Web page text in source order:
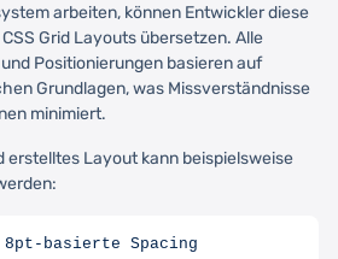
arbeiten, können Entwickler diese
Grid Layouts übersetzen. Alle
Positionierungen basieren auf
Grundlagen, was Missverständnisse
minimiert.
erstelltes Layout kann beispielsweise
basierte Spacing